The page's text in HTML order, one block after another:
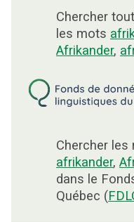
Chercher
les mots
Afrikander,
Chercher les
afrikander,
dans le
Québec (